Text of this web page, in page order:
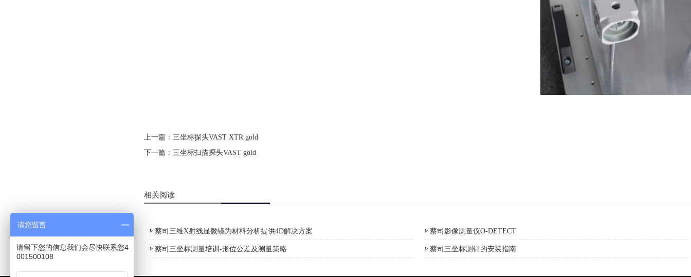
上一篇： 三坐标探头VAST XTR gold
下一篇： 三坐标扫描探头VAST gold
相关阅读
蔡司三维X射线显微镜为材料分析提供4D解决方案 蔡司影像测量仪O-DETECT
蔡司三坐标测量培训-形位公差及测量策略 蔡司三坐标测针的安装指南
请您留言
请留下您的信息我们会尽快联系您4
001500108